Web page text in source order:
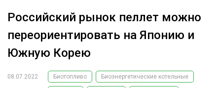
РЕКЛАМОДАТЕЛЯМ
ЛЕСНОЕ ХОЗЯЙСТВО
ЭКСПЕРТНОЕ МНЕНИЕ
Российский рынок пеллет можно
переориентировать на Японию и
Южную Корею
08.07.2022 Биотопливо Биоэнергетические котельные